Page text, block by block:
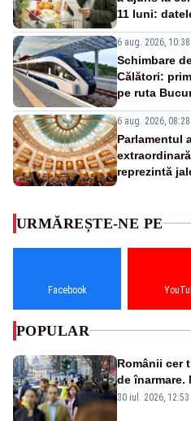
11 luni:
6 aug. 2026, 10:38
Schimbare
Călători:
pe ruta
6 aug. 2026, 08:28
Parlamentul
reprezintă
URMĂREȘTE-NE PE
Facebook
POPULAR
Românii cer
de înarmare.
reală și
30 iul. 2026, 12:53